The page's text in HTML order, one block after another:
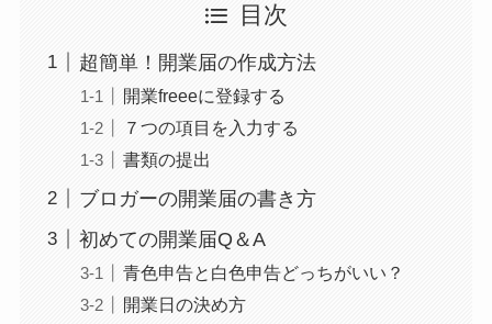
目次
超簡単！開業届の作成方法
開業freeeに登録する
７つの項目を入力する
書類の提出
ブロガーの開業届の書き方
初めての開業届Q＆A
青色申告と白色申告どっちがいい？
開業日の決め方